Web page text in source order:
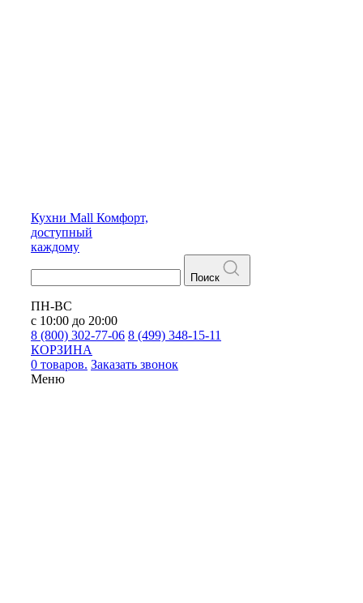
Кухни Mall Комфорт,
доступный
каждому
Поиск
ПН-ВС
с 10:00 до 20:00
8 (800) 302-77-06 8 (499) 348-15-11
КОРЗИНА
0 товаров. Заказать звонок
Меню